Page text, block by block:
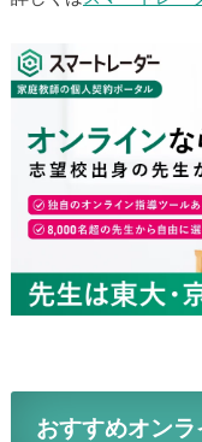
おすすめオン